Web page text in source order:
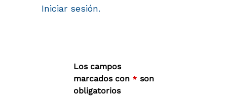
Iniciar sesión.
Los campos
marcados con * son
obligatorios